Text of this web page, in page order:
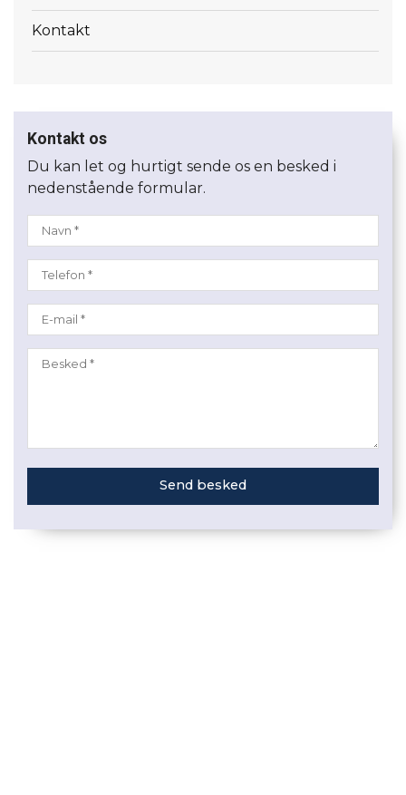
Kontakt
Kontakt os
Du kan let og hurtigt sende os en besked i
nedenstående formular.